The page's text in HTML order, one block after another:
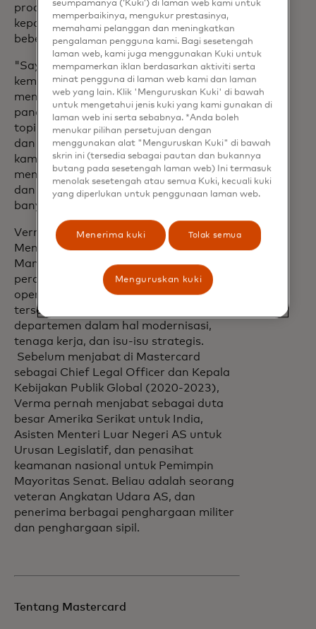
product officer, penasihat umum, dan
kepala bagian administrasi, di samping
beberapa peran lainnya.
"Saya sangat senang menyambut Rich
kembali ke Mastercard," Miebach
menambahkan. "Dia memiliki
pandangan yang unik tentang topik-
topik yang berdampak pada masyarakat
dan ekonomi di seluruh dunia. Bisnis
kami dan para pelanggan kami akan
mendapatkan manfaat dari pengalaman
dan kepemimpinannya yang luas dalam
banyak hal.
Verma terakhir menjabat sebagai Wakil
Menteri Luar Negeri AS untuk
Manajemen dan Sumber Daya. Dalam
peran ini, beliau menjabat sebagai chief
operating officer di departemen
tersebut, memimpin upaya-upaya
departemen dalam hal modernisasi,
tenaga kerja, dan isu-isu strategis.
Sebelum menjabat di Mastercard
sebagai Chief Legal Officer dan Kepala
Kebijakan Publik Global (2020-2023),
Verma pernah menjabat sebagai duta
besar Amerika Serikat untuk India,
Asisten Menteri Luar Negeri AS untuk
Urusan Legislatif, dan penasihat
keamanan nasional untuk Pemimpin
Mayoritas Senat. Beliau adalah seorang
veteran Angkatan Udara AS, dan
penerima berbagai penghargaan militer
dan penghargaan sipil.
Tentang Mastercard
seumpamanya (‘Kuki’) di laman web kami untuk
memperbaikinya, mengukur prestasinya,
memahami pelanggan dan meningkatkan
pengalaman pengguna kami. Bagi sesetengah
laman web, kami juga menggunakan Kuki untuk
mempamerkan iklan berdasarkan aktiviti serta
minat pengguna di laman web kami dan laman
web yang lain. Klik 'Menguruskan Kuki' di bawah
untuk mengetahui jenis kuki yang kami gunakan di
laman web ini serta sebabnya. *Anda boleh
menukar pilihan persetujuan dengan
menggunakan alat "Menguruskan Kuki" di bawah
skrin ini (tersedia sebagai pautan dan bukannya
butang pada sesetengah laman web) Ini termasuk
menolak sesetengah atau semua Kuki, kecuali kuki
yang diperlukan untuk penggunaan laman web.
Menerima kuki Tolak semua
Menguruskan kuki